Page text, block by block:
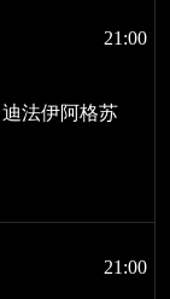
21:00
迪法伊阿格苏
21:00